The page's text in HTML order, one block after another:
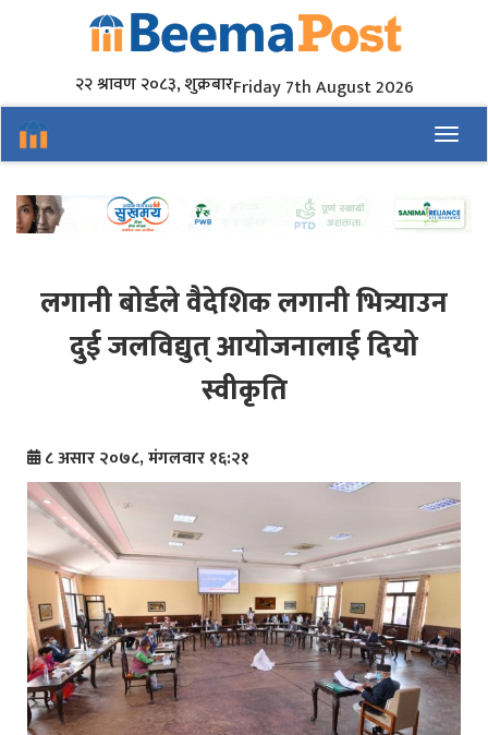
२२ श्रावण २०८३, शुक्रबारFriday 7th August 2026
लगानी बोर्डले वैदेशिक लगानी भित्र्याउन
दुई जलविद्युत् आयोजनालाई दियो
स्वीकृति
८ असार २०७८, मंगलवार १६:२१